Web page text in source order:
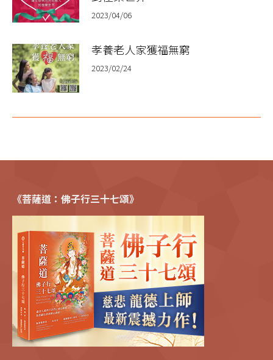
2023/04/06
孝養老人家獲福無窮
2023/02/24
《菩薩道：佛子行三十七頌》